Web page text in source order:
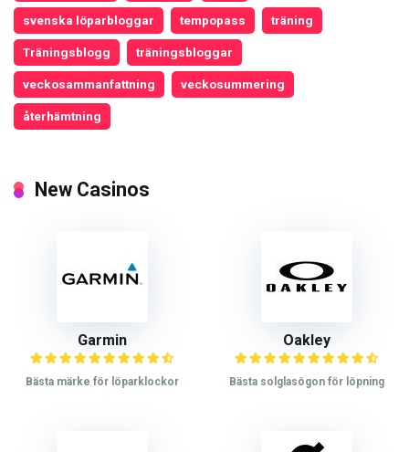
svenska löparbloggar tempopass träning
Träningsblogg träningsbloggar
veckosammanfattning veckosummering
återhämtning
New Casinos
Garmin
Bästa märke för löparklockor
Oakley
Bästa solglasögon för löpning